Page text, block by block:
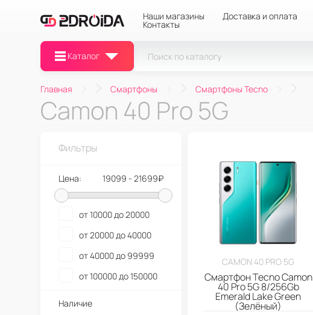
Наши магазины Доставка и оплата
Контакты
Каталог
Главная Смартфоны Смартфоны Tecno
Camon 40 Pro 5G
CAMON 40 PRO 5G
Смартфон Tecno Camon
40 Pro 5G 8/256Gb
Emerald Lake Green
(Зелёный)
Фильтры
Цена: 19099 - 21699₽
от 10000 до 20000
от 20000 до 40000
от 40000 до 99999
от 100000 до 150000
Наличие